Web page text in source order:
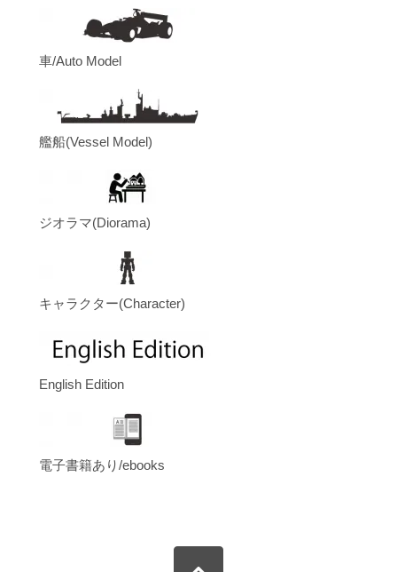
車/Auto Model
艦船(Vessel Model)
ジオラマ(Diorama)
キャラクター(Character)
English Edition
電子書籍あり/ebooks